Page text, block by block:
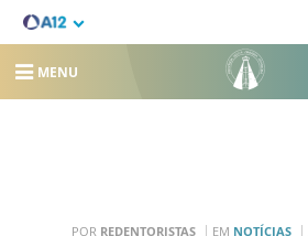
MENU
POR REDENTORISTAS EM NOTÍCIAS